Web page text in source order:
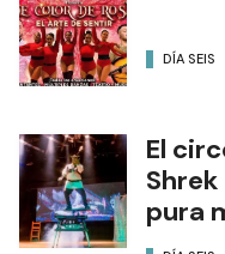
DÍA SEIS
El
pura